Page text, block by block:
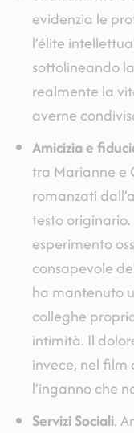
evidenzia le
l’élite
sottolineando
realmente la
averne
Amicizia e
tra Marianne e
romanzati
testo
esperimento
consapevole
ha mantenuto
colleghe
intimità. Il
invece, nel film
l’inganno che
Servizi Sociali.